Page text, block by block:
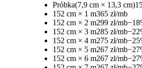
Próbka(7,9 cm × 13,3 cm)
152 cm × 1 m365 zł/mb
152 cm × 2 m299 zł/mb
152 cm × 3 m285 zł/mb
152 cm × 4 m275 zł/mb
152 cm × 5 m267 zł/mb
152 cm × 6 m267 zł/mb